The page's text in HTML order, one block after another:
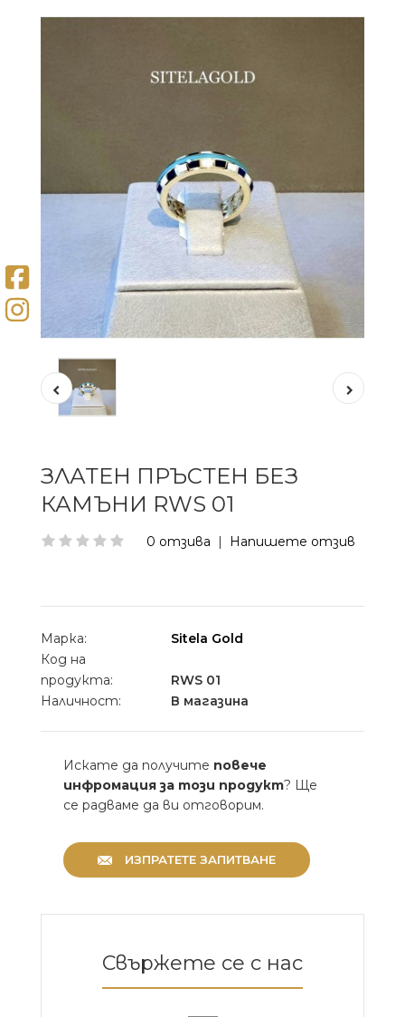
ЗЛАТЕН ПРЪСТЕН БЕЗ
КАМЪНИ RWS 01
0 отзива | Напишете отзив
Марка:
Sitela Gold
Код на
продукта:
RWS 01
Наличност:
В магазина
Искате да получите повече
инфромация за този продукт? Ще
се радваме да ви отговорим.
ИЗПРАТЕТЕ ЗАПИТВАНЕ
Свържете се с нас